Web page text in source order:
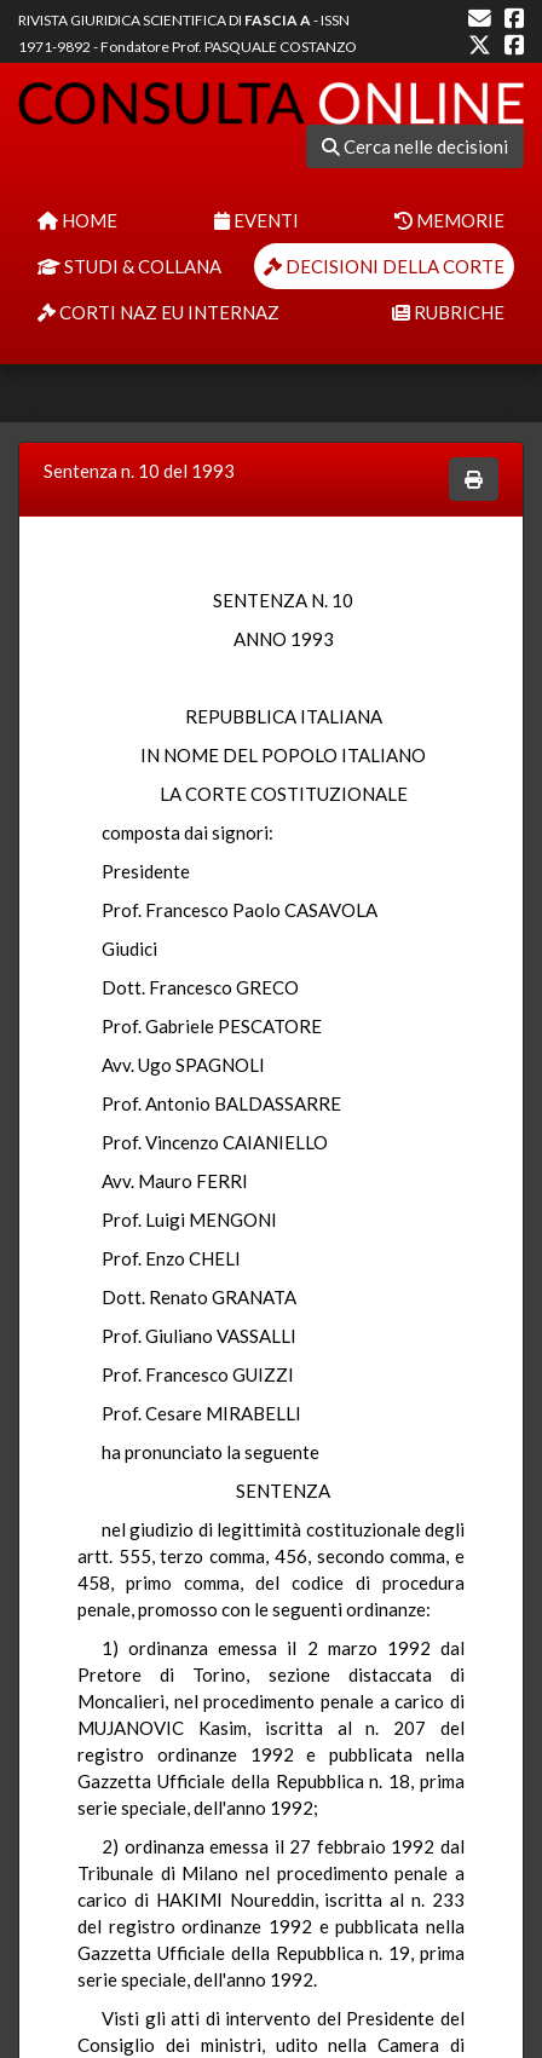
RIVISTA GIURIDICA SCIENTIFICA DI FASCIA A- ISSN
1971-9892 - Fondatore Prof. PASQUALE COSTANZO
Cerca nelle decisioni
HOME EVENTI MEMORIE
STUDI & COLLANA DECISIONI DELLA CORTE
CORTI NAZ EU INTERNAZ RUBRICHE
Sentenza n. 10 del 1993
SENTENZA N. 10
ANNO 1993
REPUBBLICA ITALIANA
IN NOME DEL POPOLO ITALIANO
LA CORTE COSTITUZIONALE
composta dai signori:
Presidente
Prof. Francesco Paolo CASAVOLA
Giudici
Dott. Francesco GRECO
Prof. Gabriele PESCATORE
Avv. Ugo SPAGNOLI
Prof. Antonio BALDASSARRE
Prof. Vincenzo CAIANIELLO
Avv. Mauro FERRI
Prof. Luigi MENGONI
Prof. Enzo CHELI
Dott. Renato GRANATA
Prof. Giuliano VASSALLI
Prof. Francesco GUIZZI
Prof. Cesare MIRABELLI
ha pronunciato la seguente
SENTENZA
nel giudizio di legittimità costituzionale degli
artt. 555, terzo comma, 456, secondo comma, e
458, primo comma, del codice di procedura
penale, promosso con le seguenti ordinanze:
1) ordinanza emessa il 2 marzo 1992 dal
Pretore di Torino, sezione distaccata di
Moncalieri, nel procedimento penale a carico di
MUJANOVIC Kasim, iscritta al n. 207 del
registro ordinanze 1992 e pubblicata nella
Gazzetta Ufficiale della Repubblica n. 18, prima
serie speciale, dell'anno 1992;
2) ordinanza emessa il 27 febbraio 1992 dal
Tribunale di Milano nel procedimento penale a
carico di HAKIMI Noureddin, iscritta al n. 233
del registro ordinanze 1992 e pubblicata nella
Gazzetta Ufficiale della Repubblica n. 19, prima
serie speciale, dell'anno 1992.
Visti gli atti di intervento del Presidente del
Consiglio dei ministri, udito nella Camera di